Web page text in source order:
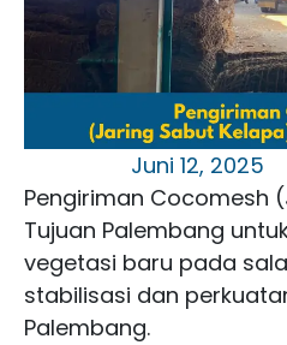
Juni 12, 2025
Pengiriman Cocomesh
Tujuan Palembang
vegetasi baru pada
stabilisasi dan
Palembang.